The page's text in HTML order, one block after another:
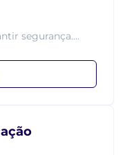
segurança....